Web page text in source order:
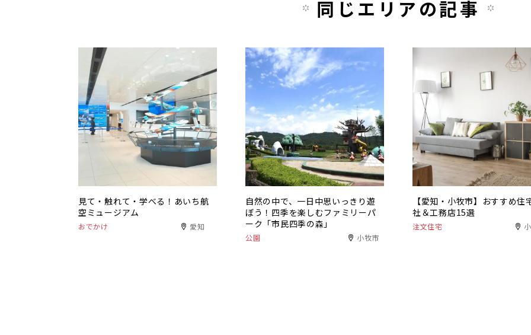
同じエリアの記事
見て・触れて・学べる！あいち航
空ミュージアム
おでかけ 愛知
自然の中で、一日中思いっきり遊
ぼう！四季を楽しむファミリーパ
ーク「市民四季の森」
公園 小牧市
【愛知・小牧市】おすすめ住
社＆工務店15選
注文住宅